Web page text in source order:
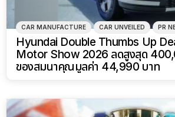
CAR MANUFACTURE CAR UNVEILED PR
Hyundai Double Thumbs Up
Motor Show 2026 ลดสูงสุด
ของสมนาคุณมูลค่า 44,990 บาท